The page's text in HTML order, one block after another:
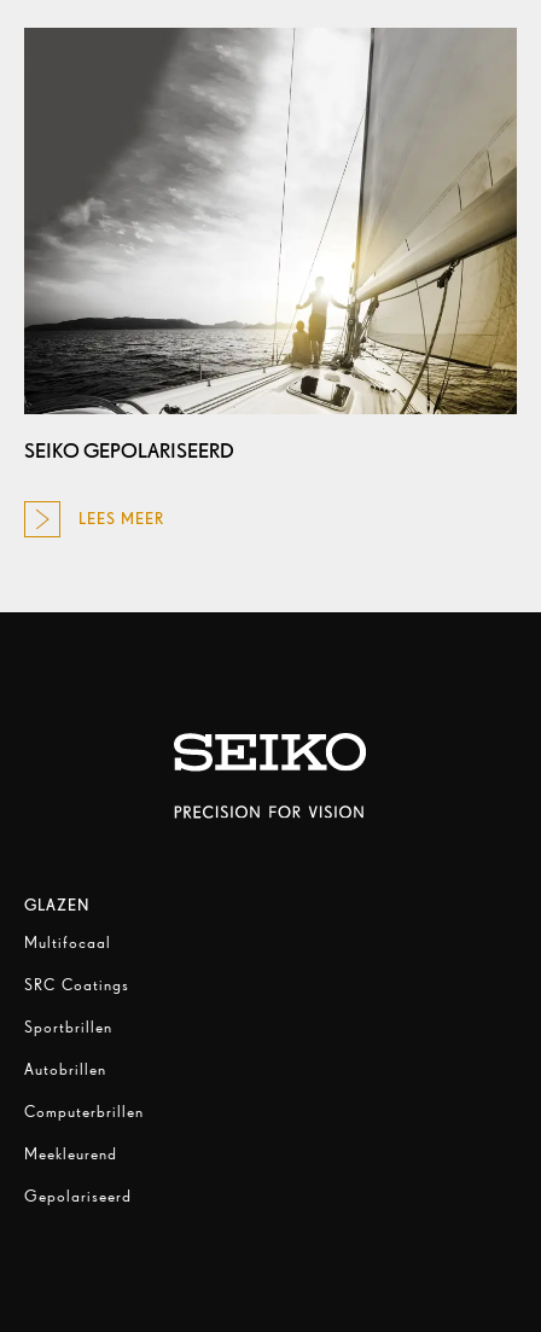
SEIKO GEPOLARISEERD
LEES MEER
GLAZEN
Multifocaal
SRC Coatings
Sportbrillen
Autobrillen
Computerbrillen
Meekleurend
Gepolariseerd